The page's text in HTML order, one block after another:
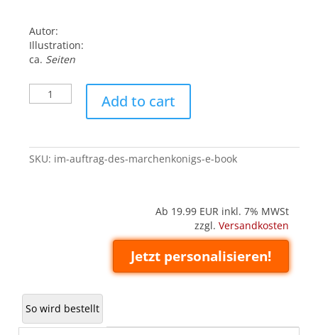
Autor:
Illustration:
ca. Seiten
Auftrag
(E-
Book)
Add to cart
SKU: im-auftrag-des-marchenkonigs-e-book
Ab 19.99 EUR inkl. 7% MWSt
zzgl. Versandkosten
Jetzt personalisieren!
So wird bestellt